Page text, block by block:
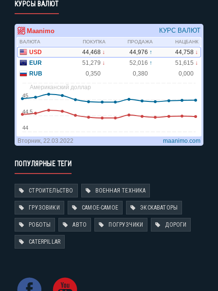
КУРСЫ ВАЛЮТ
ПОПУЛЯРНЫЕ ТЕГИ
СТРОИТЕЛЬСТВО ВОЕННАЯ ТЕХНИКА
ГРУЗОВИКИ САМОЕ-САМОЕ ЭКСКАВАТОРЫ
РОБОТЫ АВТО ПОГРУЗЧИКИ ДОРОГИ
CATERPILLAR